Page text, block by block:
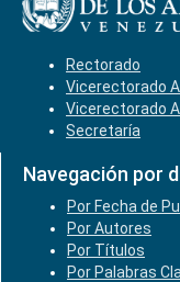
Rectorado
Vicerectorado
Vicerectorado
Secretaría
Navegación por
Por Fecha de
Por Autores
Por Títulos
Por Palabras